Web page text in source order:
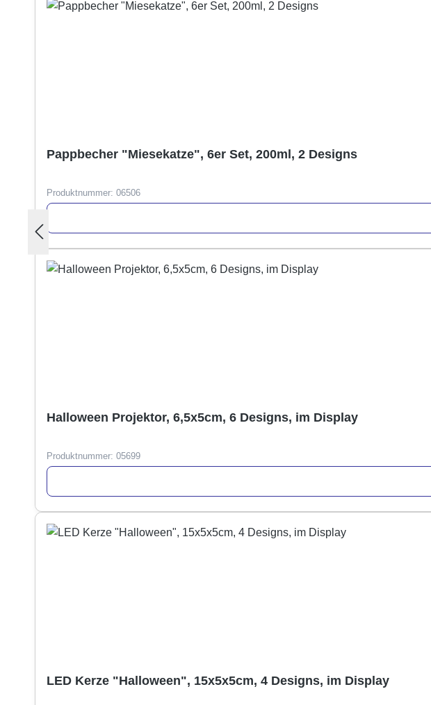
Pappbecher "Miesekatze", 6er Set, 200ml, 2 Designs
Produktnummer: 06506
Halloween Projektor, 6,5x5cm, 6 Designs, im Display
Produktnummer: 05699
LED Kerze "Halloween", 15x5x5cm, 4 Designs, im Display